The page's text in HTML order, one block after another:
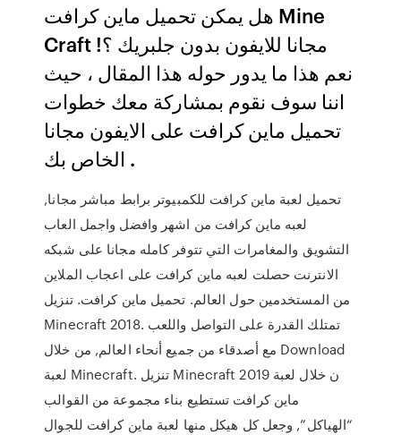
هل يمكن تحميل ماين كرافت Mine
Craft مجانا للايفون بدون جلبريك ؟!
نعم هذا ما يدور حوله هذا المقال ، حيث
اننا سوف نقوم بمشاركة معك خطوات
تحميل ماين كرافت على الايفون مجانا
الخاص بك .
تحميل لعبة ماين كرافت للكمبيوتر برابط مباشر مجانا,
لعبه ماين كرافت من اشهر وافضل واجمل العاب
التشويق والمغامرات التي تتوفر كامله مجانا على شبكه
الانترنت حصلت لعبه ماين كرافت على اعجاب الملاين
من المستخدمين حول العالم. تحميل ماين كرافت. تنزيل
Minecraft 2018. تمتلك القدرة على التواصل واللعب
مع أصدقاء من جميع أنحاء العالم, من خلال Download
لعبة Minecraft. تنزيل Minecraft 2019 ن خلال لعبة
ماين كرافت تستطيع بناء مجموعة من القوالب
“الهياكل”, وجعل كل هيكل منها لعبة ماين كرافت للجوال